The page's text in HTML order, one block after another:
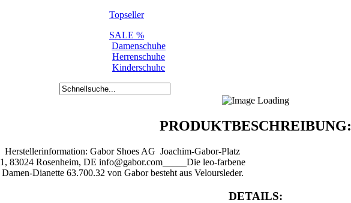
Topseller
SALE %
Damenschuhe
Herrenschuhe
Kinderschuhe
PRODUKTBESCHREIBUNG:
Herstellerinformation: Gabor Shoes AG Joachim-Gabor-Platz
1, 83024 Rosenheim, DE info@gabor.com_____Die leo-farbene
Damen-Dianette 63.700.32 von Gabor besteht aus Veloursleder.
DETAILS: